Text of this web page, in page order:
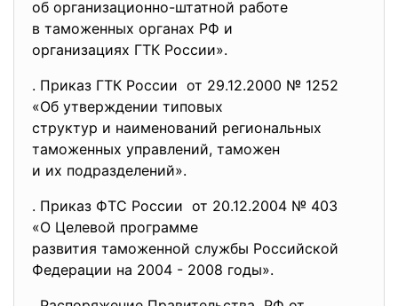
об организационно-штатной работе
в таможенных органах РФ и
организациях ГТК России».
. Приказ ГТК России от 29.12.2000 № 1252
«Об утверждении типовых
структур и наименований региональных
таможенных управлений, таможен
и их подразделений».
. Приказ ФТС России от 20.12.2004 № 403
«О Целевой программе
развития таможенной службы Российской
Федерации на 2004 - 2008 годы».